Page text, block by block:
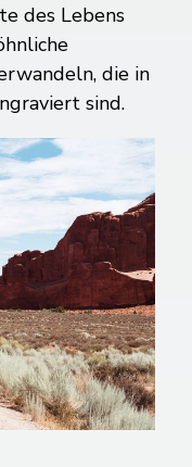
des Lebens
die in
sind.